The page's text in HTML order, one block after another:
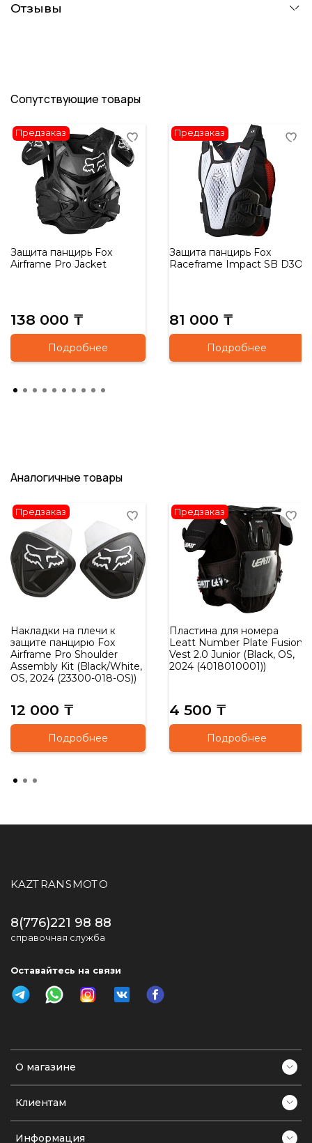
Отзывы
Сопутствующие товары
Предзаказ
Защита панцирь Fox
Airframe Pro Jacket
138 000 ₸
Подробнее
Предзаказ
Защита панцирь Fox
Raceframe Impact SB D3O
81 000 ₸
Подробнее
Аналогичные товары
Предзаказ
Накладки на плечи к
защите панцирю Fox
Airframe Pro Shoulder
Assembly Kit (Black/White,
OS, 2024 (23300-018-OS))
12 000 ₸
Подробнее
Предзаказ
Пластина для номера
Leatt Number Plate Fusion
Vest 2.0 Junior (Black, OS,
2024 (4018010001))
4 500 ₸
Подробнее
О магазине
Клиентам
Информация
KAZTRANSMOTO
8(776)221 98 88
справочная служба
Оставайтесь на связи